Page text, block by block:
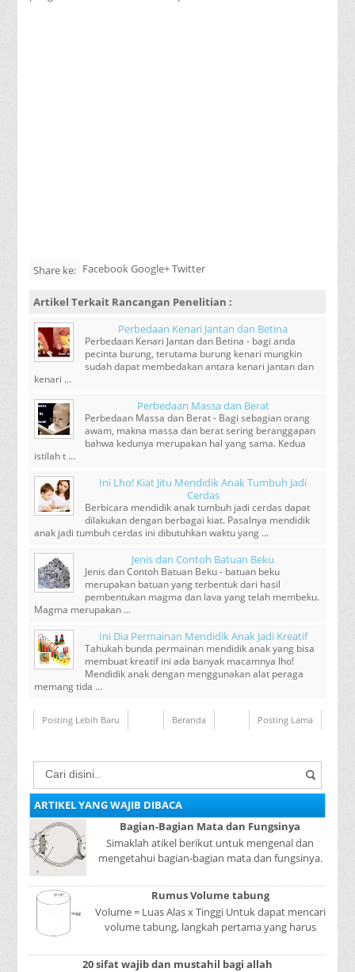
Share ke: Facebook Google+ Twitter
Artikel Terkait Rancangan Penelitian :
Perbedaan Kenari Jantan dan Betina
Perbedaan Kenari Jantan dan Betina - bagi anda
pecinta burung, terutama burung kenari mungkin
sudah dapat membedakan antara kenari jantan dan
kenari ...
Perbedaan Massa dan Berat
Perbedaan Massa dan Berat - Bagi sebagian orang
awam, makna massa dan berat sering beranggapan
bahwa kedunya merupakan hal yang sama. Kedua
istilah t ...
Ini Lho! Kiat Jitu Mendidik Anak Tumbuh Jadi
Cerdas
Berbicara mendidik anak tumbuh jadi cerdas dapat
dilakukan dengan berbagai kiat. Pasalnya mendidik
anak jadi tumbuh cerdas ini dibutuhkan waktu yang ...
Jenis dan Contoh Batuan Beku
Jenis dan Contoh Batuan Beku - batuan beku
merupakan batuan yang terbentuk dari hasil
pembentukan magma dan lava yang telah membeku.
Magma merupakan ...
Ini Dia Permainan Mendidik Anak Jadi Kreatif
Tahukah bunda permainan mendidik anak yang bisa
membuat kreatif ini ada banyak macamnya lho!
Mendidik anak dengan menggunakan alat peraga
memang tida ...
Posting Lebih Baru Posting Lama
Beranda
ARTIKEL YANG WAJIB DIBACA
Bagian-Bagian Mata dan Fungsinya
Simaklah atikel berikut untuk mengenal dan
mengetahui bagian-bagian mata dan fungsinya.
mer...
Rumus Volume tabung
Volume = Luas Alas x Tinggi Untuk dapat mencari
volume tabung, langkah pertama yang harus
tabun...
20 sifat wajib dan mustahil bagi allah